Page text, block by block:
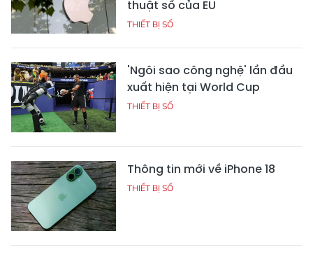
thuật số của EU
THIẾT BỊ SỐ
'Ngôi sao công nghệ' lần đầu
xuất hiện tại World Cup
THIẾT BỊ SỐ
Thông tin mới về iPhone 18
THIẾT BỊ SỐ